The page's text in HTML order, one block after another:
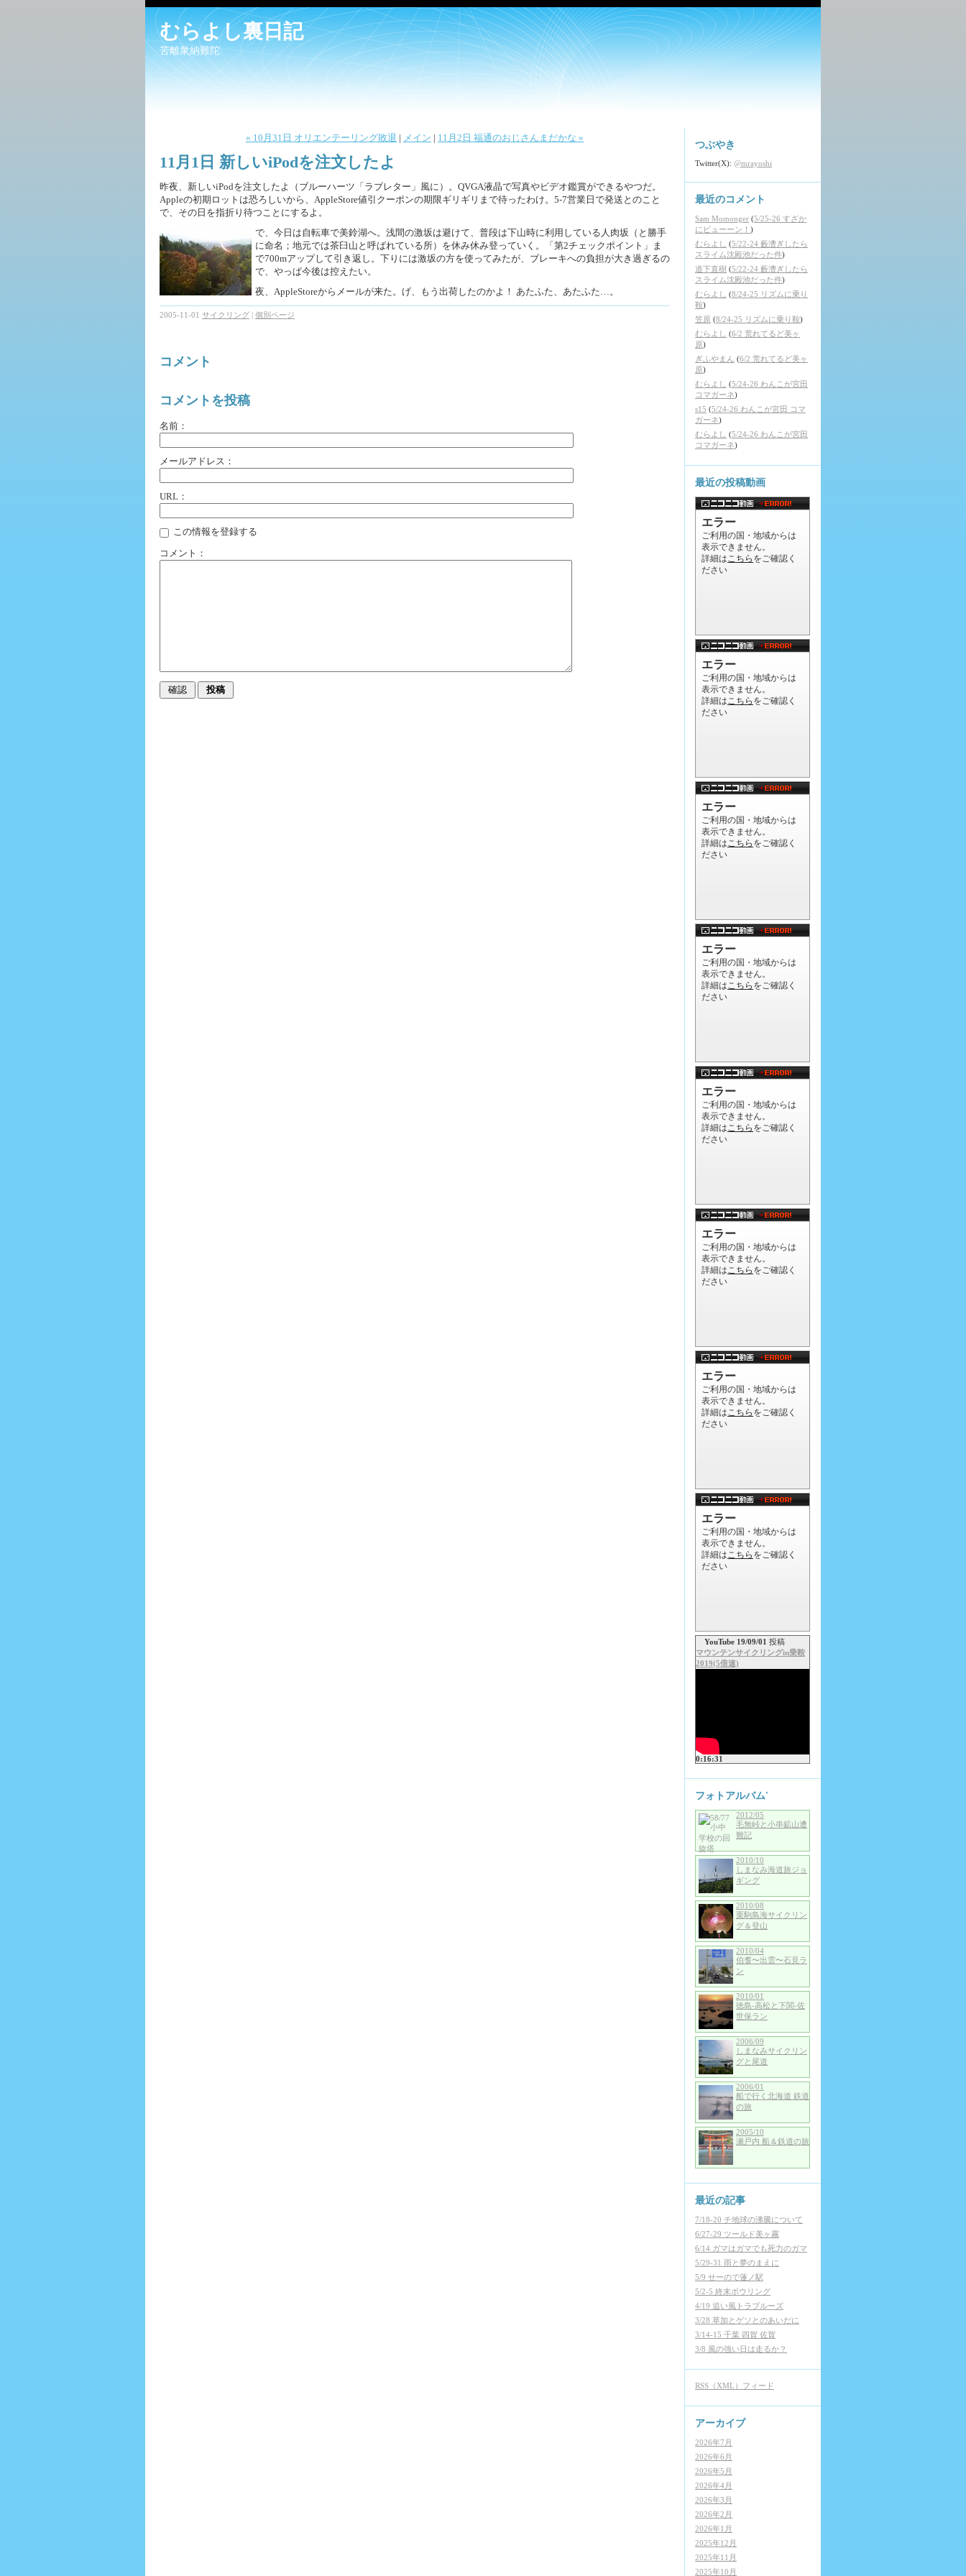
むらよし裏日記
苦離衆納難陀
« 10月31日 オリエンテーリング敗退 | メイン | 11月2日 福通のおじさんまだかな »
11月1日 新しいiPodを注文したよ
昨夜、新しいiPodを注文したよ（ブルーハーツ「ラブレター」風に）。QVGA液晶で写真やビデオ鑑賞ができるやつだ。
Appleの初期ロットは恐ろしいから、AppleStore値引クーポンの期限ギリギリまで待ったわけ。5-7営業日で発送とのこと
で、その日を指折り待つことにするよ。
で、今日は自転車で美鈴湖へ。浅間の激坂は避けて、普段は下山時に利用している人肉坂（と勝手
に命名；地元では茶臼山と呼ばれている所）を休み休み登っていく。「第2チェックポイント」ま
で700mアップして引き返し。下りには激坂の方を使ってみたが、ブレーキへの負担が大き過ぎるの
で、やっぱ今後は控えたい。
夜、AppleStoreからメールが来た。げ、もう出荷したのかよ！ あたふた、あたふた…。
2005-11-01 サイクリング | 個別ページ
コメント
コメントを投稿
名前：
メールアドレス：
URL：
この情報を登録する
コメント：
つぶやき
Twitter(X): @mrayoshi
最近のコメント
Sam Momonger (5/25-26 すざか
にビューーン！ )
むらよし (5/22-24 藪漕ぎしたら
スライム沈殿池だった件)
道下直樹 (5/22-24 藪漕ぎしたら
スライム沈殿池だった件)
むらよし (8/24-25 リズムに乗り
鞍)
笠原 (8/24-25 リズムに乗り鞍)
むらよし (6/2 荒れてるど美ヶ
原)
ぎふやまん (6/2 荒れてるど美ヶ
原)
むらよし (5/24-26 わんこが宮田
コマガーネ)
s15 (5/24-26 わんこが宮田 コマ
ガーネ)
むらよし (5/24-26 わんこが宮田
コマガーネ)
最近の投稿動画
YouTube 19/09/01 投稿
マウンテンサイクリングin乗鞍
2019(5倍速)
0:16:31
フォトアルバム'
2012/05
毛無峠と小串鉱山遭
難記
2010/10
しまなみ海道旅ジョ
ギング
2010/08
栗駒鳥海サイクリン
グ＆登山
2010/04
伯耆〜出雲〜石見ラ
ン
2010/01
徳島-高松と下関-佐
世保ラン
2006/09
しまなみサイクリン
グと尾道
2006/01
船で行く北海道 鉄道
の旅
2005/10
瀬戸内 船＆鉄道の旅
最近の記事
7/18-20 チ地球の沸騰について
6/27-29 ツールド美ヶ霧
6/14 ガマはガマでも死力のガマ
5/29-31 雨と夢のまえに
5/9 せーので蓮ノ駅
5/2-5 終末ボウリング
4/19 追い風トラブルーズ
3/28 草加とゲソとのあいだに
3/14-15 千葉 四賀 佐賀
3/8 風の強い日は走るか？
RSS（XML）フィード
アーカイブ
2026年7月
2026年6月
2026年5月
2026年4月
2026年3月
2026年2月
2026年1月
2025年12月
2025年11月
2025年10月